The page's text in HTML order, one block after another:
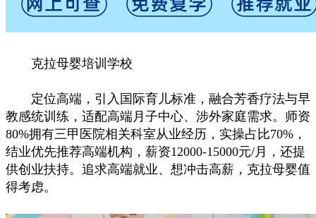
克拉母婴培训学校
定位高端，引入国际育儿标准，融合芳香疗法与早
教感统训练，适配高端月子中心、涉外家庭需求。师资
80%拥有三甲医院相关科室从业经历，实操占比70%，
结业优先推荐高端机构，薪资12000-15000元/月，还提
供创业扶持。追求高端就业、想冲击高薪，克拉母婴值
得考虑。